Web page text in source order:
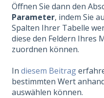
Öffnen Sie dann den
Parameter, indem Sie
Spalten Ihrer Tabelle
diese den Feldern Ihres
zuordnen können.
In diesem Beitrag
bestimmten Wert
auswählen können.